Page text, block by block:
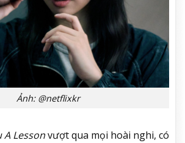
Ảnh: @netflixkr
A Lessonvượt qua mọi hoài nghi, có